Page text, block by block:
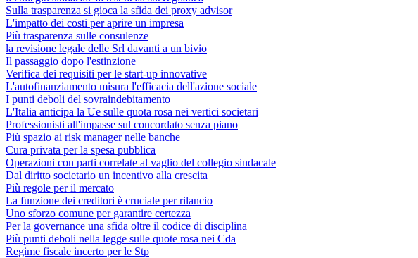
Sulla trasparenza si gioca la sfida dei proxy advisor
L'impatto dei costi per aprire un impresa
Più trasparenza sulle consulenze
la revisione legale delle Srl davanti a un bivio
Il passaggio dopo l'estinzione
Verifica dei requisiti per le start-up innovative
L'autofinanziamento misura l'efficacia dell'azione sociale
I punti deboli del sovraindebitamento
L'Italia anticipa la Ue sulle quota rosa nei vertici societari
Professionisti all'impasse sul concordato senza piano
Più spazio ai risk manager nelle banche
Cura privata per la spesa pubblica
Operazioni con parti correlate al vaglio del collegio sindacale
Dal diritto societario un incentivo alla crescita
Più regole per il mercato
La funzione dei creditori è cruciale per rilancio
Uno sforzo comune per garantire certezza
Per la governance una sfida oltre il codice di disciplina
Più punti deboli nella legge sulle quote rosa nei Cda
Regime fiscale incerto per le Stp